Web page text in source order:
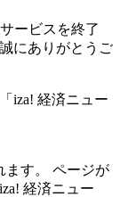
ービスを終了
にありがとうご
iza! 経済ニュー
ます。 ページが
経済ニュー